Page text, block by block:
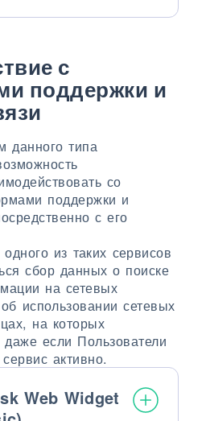
с
поддержки и
данного типа
со
поддержки и
с его
из таких сервисов
сбор данных о поиске
на сетевых
использовании сетевых
на которых
если Пользователи
активно.
Web Widget